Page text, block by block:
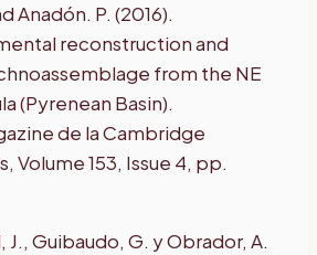
Anadón. P. (2016).
reconstruction and
from the NE
(Pyrenean Basin).
de la Cambridge
Volume 153, Issue 4, pp.
J., Guibaudo, G. y Obrador, A.